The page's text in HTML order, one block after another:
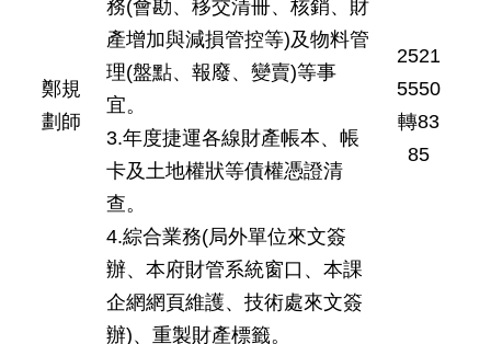
鄭規
劃師
務(會勘、移交清冊、核銷、財
產增加與減損管控等)及物料管
理(盤點、報廢、變賣)等事
宜。
3.年度捷運各線財產帳本、帳
卡及土地權狀等債權憑證清
查。
4.綜合業務(局外單位來文簽
辦、本府財管系統窗口、本課
企網網頁維護、技術處來文簽
辦)、重製財產標籤。
2521
5550
轉83
85